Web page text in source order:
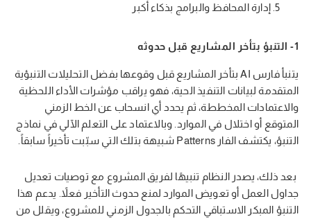
إدارة المحافظ والبرامج بذكاء أكبر
1- التنبؤ بتأخر المشاريع قبل حدوثه
يتنبأ فارس AI بتأخر المشاريع قبل وقوعها بفضل التحليلات التنبؤية
المتقدمة لبيانات التنفيذ الحية، فهو يراقب مؤشرات الأداء اللحظية
والاعتمادات المخططة، ثم يحدد أي انسحاب عن الخط الزمني
المتوقع أو اختلال في الموارد. وبالاعتماد على التعلم الآلي في نماذج
التنبؤ، يكتشف الفار Patterns شبيهة بتلك التي سبّبت تأخيراً سابقاً.
بعد ذلك، يصدر النظام تنبيهًا لفريق المشروع مع توصيات تعديل
جداول العمل أو تعويض الموارد لمنع حدوث التأخير فعلاً. يدعم هذا
التنبؤ المبكر الاستباقي التحكم بالجدول الزمني للمشروع، ويقلل من